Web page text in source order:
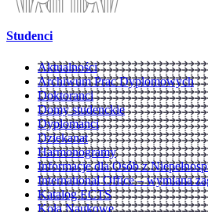
Studenci
Aktualności
Archiwum Prac Dyplomowych
Doktoranci
Domy studenckie
Dyplomanci
Dziekanat
Harmonogramy
Informacje dla Osób z
International Office – wymiana
Katalog ECTS
Koła Naukowe